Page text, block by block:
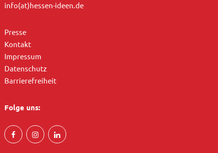
info(at)hessen-ideen.de
Presse
Kontakt
Impressum
Datenschutz
Barrierefreiheit
Folge uns: